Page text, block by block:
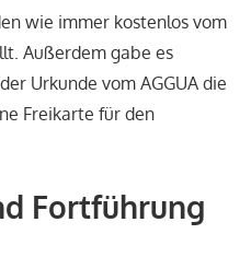
wie immer kostenlos vom
Außerdem gabe es
Urkunde vom AGGUA die
Freikarte für den
Fortführung